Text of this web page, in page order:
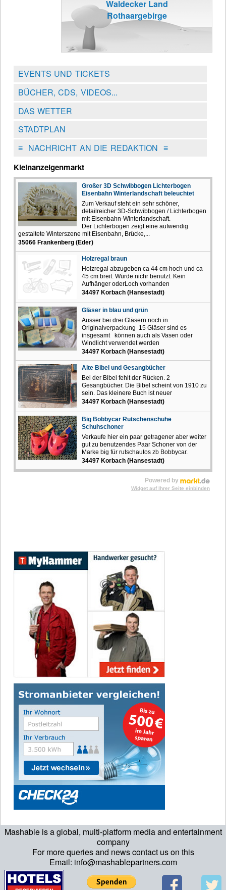
Mashable is a global, multi-platform media and entertainment
company
For more queries and news contact us on this
Email: info@mashablepartners.com
Waldecker Land
Rothaargebirge
EVENTS UND TICKETS
BÜCHER, CDS, VIDEOS...
DAS WETTER
STADTPLAN
≡NACHRICHT AN DIE REDAKTION ≡
Kleinanzeigenmarkt
Großer 3D Schwibbogen Lichterbogen
Eisenbahn Winterlandschaft beleuchtet
Zum Verkauf steht ein sehr schöner,
detailreicher 3D-Schwibbogen / Lichterbogen
mit Eisenbahn-Winterlandschaft.
Der Lichterbogen zeigt eine aufwendig
gestaltete Winterszene mit Eisenbahn, Brücke,...
35066 Frankenberg (Eder)
Holzregal braun
Holzregal abzugeben ca 44 cm hoch und ca
45 cm breit. Würde nichr benutzt. Kein
Aufhänger oderLoch vorhanden
34497 Korbach (Hansestadt)
Gläser in blau und grün
Ausser bei drei Gläsern noch in
Originalverpackung 15 Gläser sind es
insgesamt können auch als Vasen oder
Windlicht verwendet werden
34497 Korbach (Hansestadt)
Alte Bibel und Gesangbücher
Bei der Bibel fehlt der Rücken. 2
Gesangbücher. Die Bibel scheint von 1910 zu
sein. Das kleinere Buch ist neuer
34497 Korbach (Hansestadt)
Big Bobbycar Rutschenschuhe
Schuhschoner
Verkaufe hier ein paar getragener aber weiter
gut zu benutzendes Paar Schoner von der
Marke big für rutschautos zb Bobbycar.
34497 Korbach (Hansestadt)
Powered by
Widget auf Ihrer Seite einbinden